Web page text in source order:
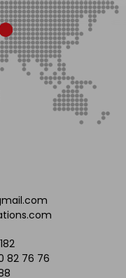
82 76 76